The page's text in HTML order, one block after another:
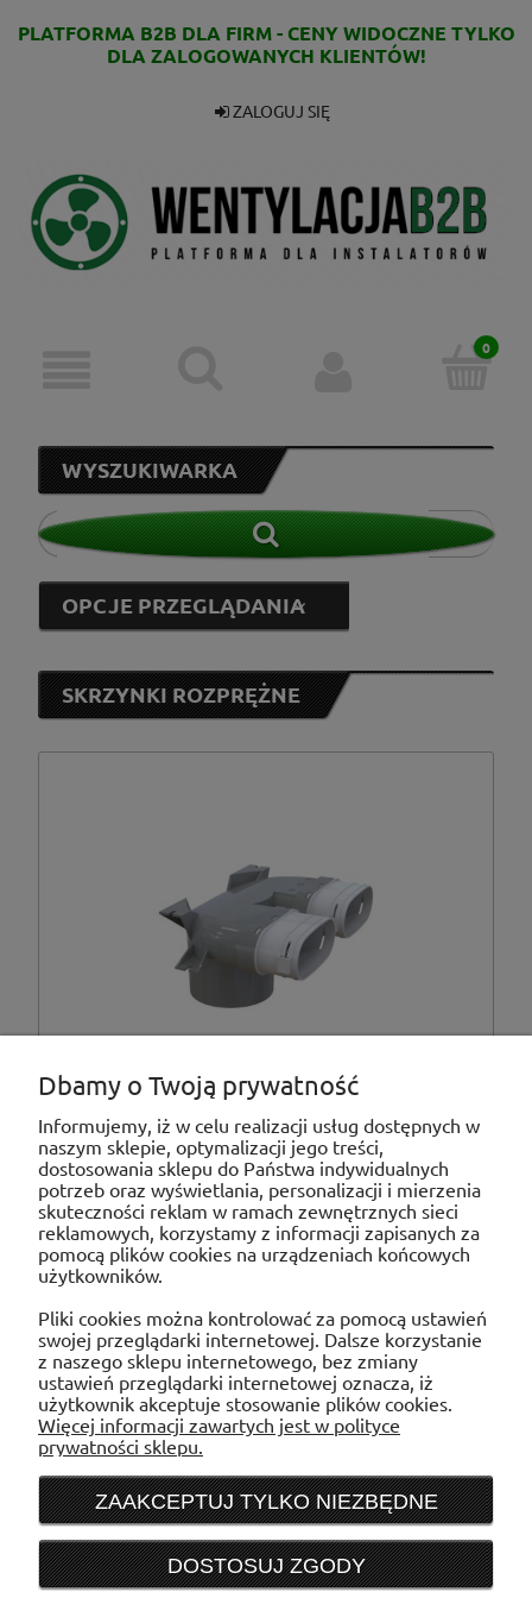
PLATFORMA B2B DLA FIRM - CENY WIDOCZNE TYLKO
DLA ZALOGOWANYCH KLIENTÓW!
ZALOGUJ SIĘ
WYSZUKIWARKA
OPCJE PRZEGLĄDANIA
Vents Group (1)
SKRZYNKI ROZPRĘŻNE
FlexiVent 0810125/52х2 - Skrzynka
rozprężna 2-króćcowa
MOJE KONTO
PŁATNOŚCI I DOSTAWA
INFORMACJE
O NAS
Dbamy o Twoją prywatność
Informujemy, iż w celu realizacji usług dostępnych w
naszym sklepie, optymalizacji jego treści,
dostosowania sklepu do Państwa indywidualnych
potrzeb oraz wyświetlania, personalizacji i mierzenia
skuteczności reklam w ramach zewnętrznych sieci
reklamowych, korzystamy z informacji zapisanych za
pomocą plików cookies na urządzeniach końcowych
użytkowników.
Pliki cookies można kontrolować za pomocą ustawień
swojej przeglądarki internetowej. Dalsze korzystanie
z naszego sklepu internetowego, bez zmiany
ustawień przeglądarki internetowej oznacza, iż
użytkownik akceptuje stosowanie plików cookies.
Więcej informacji zawartych jest w polityce
prywatności sklepu.
ZAAKCEPTUJ TYLKO NIEZBĘDNE
DOSTOSUJ ZGODY